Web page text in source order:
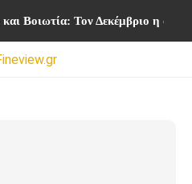
Βοιωτία: Τον Δεκέμβριο η